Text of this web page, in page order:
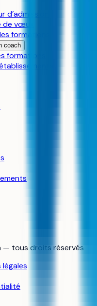
d’admission
de vœux
formations
coach
formations
— tous droits réservés